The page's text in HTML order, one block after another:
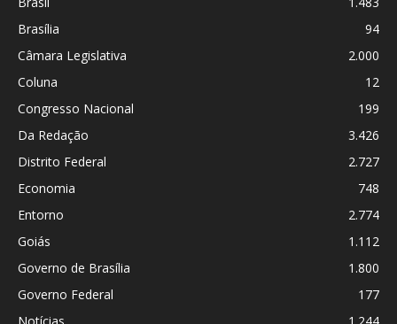
Brasília
94
Câmara Legislativa
2.000
Coluna
12
Congresso Nacional
199
Da Redação
3.426
Distrito Federal
2.727
Economia
748
Entorno
2.774
Goiás
1.112
Governo de Brasília
1.800
Governo Federal
177
Notícias
1.244